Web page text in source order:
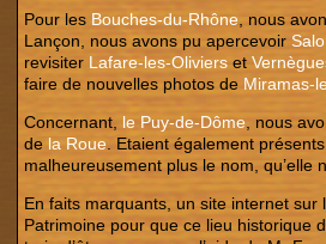
Pour les Bouches-du-Rhône , nous
Lançon, nous avons pu apercevoir
revisiter Lafare-les-Oliviers et
faire de nouvelles photos de Miramas-
Concernant, le Puy-de-Dôme , nous
de la Roue . Etaient également
malheureusement plus le nom, qu’elle
En faits marquants, un site internet
Patrimoine pour que ce lieu historique